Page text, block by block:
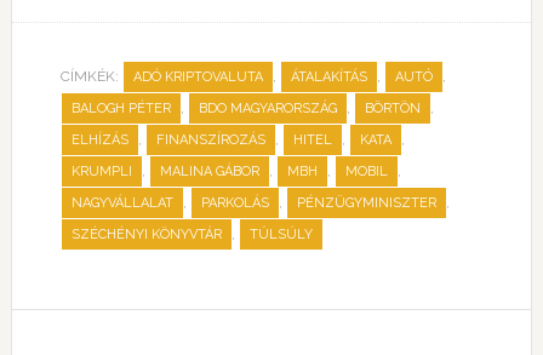
CÍMKÉK: ADÓ KRIPTOVALUTA , ÁTALAKÍTÁS , AUTÓ ,
BALOGH PÉTER , BDO MAGYARORSZÁG , BÖRTÖN ,
ELHÍZÁS , FINANSZÍROZÁS , HITEL , KATA ,
KRUMPLI , MALINA GÁBOR , MBH , MOBIL ,
NAGYVÁLLALAT , PARKOLÁS , PÉNZÜGYMINISZTER ,
SZÉCHÉNYI KÖNYVTÁR , TÚLSÚLY